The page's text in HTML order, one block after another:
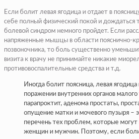
Если болит левая ягодица и отдает в
себе полный физический покой и дождаться
болевой синдром немного пройдет. Если
напряженные мышцы в области пояснично-
позвоночника, то боль существенно
визита к врачу не принимайте никакие
противовоспалительные средства и т.д.
Иногда болит поясница, левая ягодица
поражении внутренних органов
парапроктит, аденома простаты,
опущение матки и мочевого пузыря –
перечень тех проблем, которые могут
женщин и мужчин. Поэтому, если